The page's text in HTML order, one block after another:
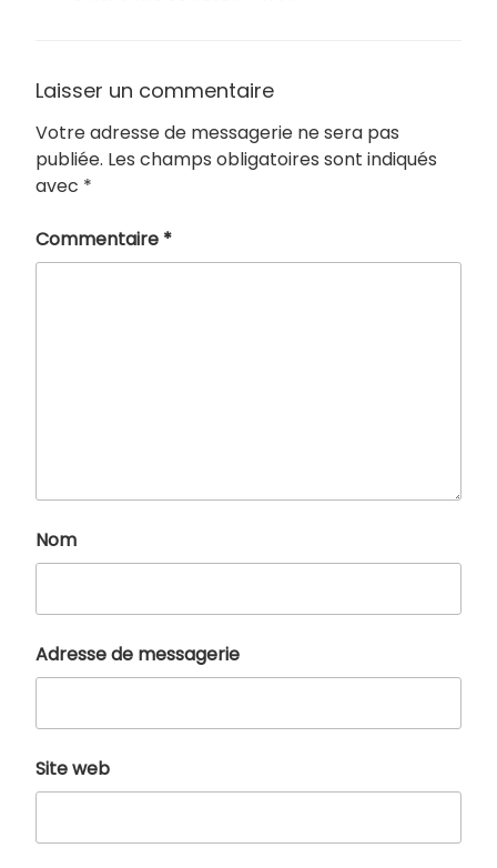
Laisser un commentaire
Votre adresse de messagerie ne sera pas
publiée. Les champs obligatoires sont indiqués
avec *
Commentaire *
Nom
Adresse de messagerie
Site web